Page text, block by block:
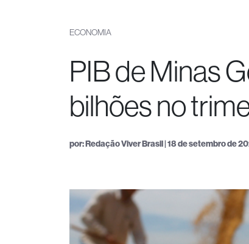
ECONOMIA
PIB de Minas
bilhões no
por: Redação Viver Brasil | 18 de setembro de